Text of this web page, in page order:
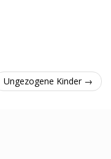
Ungezogene Kinder →